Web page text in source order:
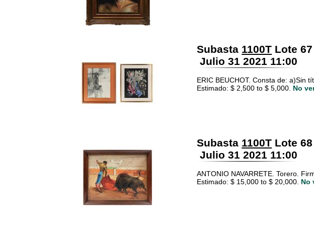
Subasta 1100T Lote 67
Julio 31 2021 11:00
ERIC BEUCHOT. Consta de: a)Sin
Estimado: $ 2,500 to $ 5,000. No
Subasta 1100T Lote 68
Julio 31 2021 11:00
ANTONIO NAVARRETE. Torero.
Estimado: $ 15,000 to $ 20,000. No